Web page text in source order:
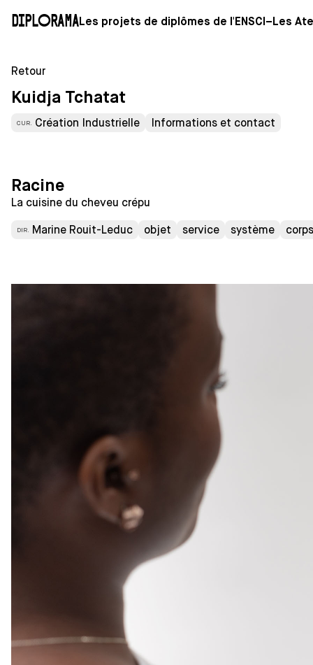
DiploramaLes projets de diplômes de l'ENSCI–Les
Retour
Kuidja Tchatat
CUR. Création Industrielle Informations et contact
Racine
La cuisine du cheveu crépu
DIR. Marine Rouit-Leduc objet service système corps